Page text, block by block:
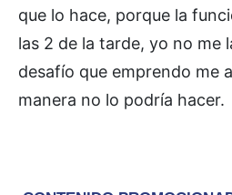
que lo hace, porque la
las 2 de la tarde, yo no me
desafío que emprendo me
manera no lo podría hacer.